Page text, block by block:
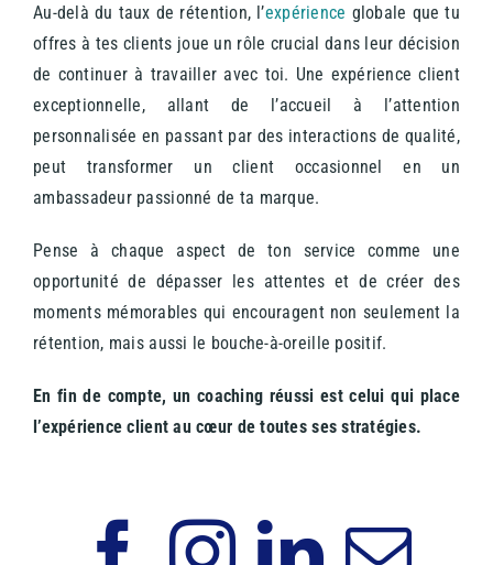
Au-delà du taux de rétention, l’expérience globale que tu
offres à tes clients joue un rôle crucial dans leur décision
de continuer à travailler avec toi. Une expérience client
exceptionnelle, allant de l’accueil à l’attention
personnalisée en passant par des interactions de qualité,
peut transformer un client occasionnel en un
ambassadeur passionné de ta marque.
Pense à chaque aspect de ton service comme une
opportunité de dépasser les attentes et de créer des
moments mémorables qui encouragent non seulement la
rétention, mais aussi le bouche-à-oreille positif.
En fin de compte, un coaching réussi est celui qui place
l’expérience client au cœur de toutes ses stratégies.